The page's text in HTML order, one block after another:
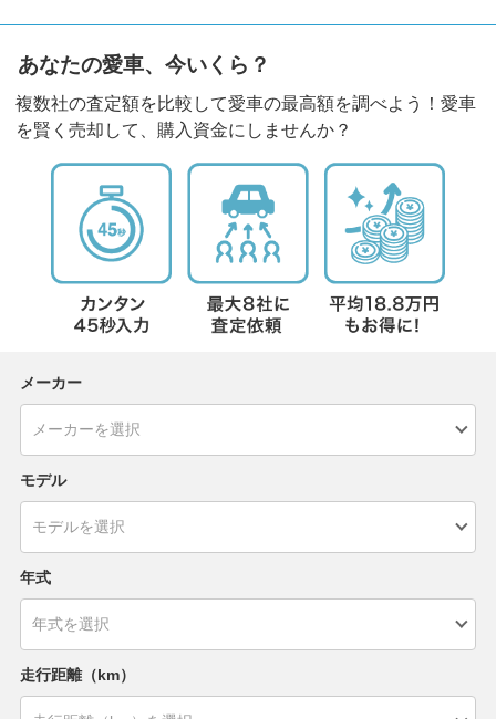
あなたの愛車、今いくら？
複数社の査定額を比較して愛車の最高額を調べよう！愛車
を賢く売却して、購入資金にしませんか？
メーカー
モデル
年式
走行距離（km）